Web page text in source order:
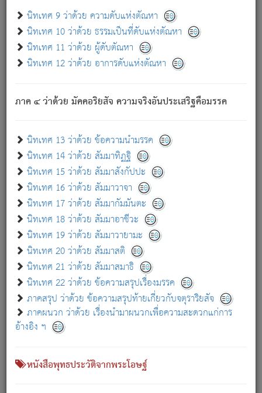
นิทเทศ 9 ว่าด้วย ความดับแห่งตัณหา
นิทเทศ 10 ว่าด้วย ธรรมเป็นที่ดับแห่งตัณหา
นิทเทศ 11 ว่าด้วย ผู้ดับตัณหา
นิทเทศ 12 ว่าด้วย อาการดับแห่งตัณหา
ภาค ๔ ว่าด้วย มัคคอริยสัจ ความจริงอันประเสริฐคือมรรค
นิทเทศ 13 ว่าด้วย ข้อความนำมรรค
นิทเทศ 14 ว่าด้วย สัมมาทิฏฐิ
นิทเทศ 15 ว่าด้วย สัมมาสังกัปปะ
นิทเทศ 16 ว่าด้วย สัมมาวาจา
นิทเทศ 17 ว่าด้วย สัมมากัมมันตะ
นิทเทศ 18 ว่าด้วย สัมมาอาชีวะ
นิทเทศ 19 ว่าด้วย สัมมาวายามะ
นิทเทศ 20 ว่าด้วย สัมมาสติ
นิทเทศ 21 ว่าด้วย สัมมาสมาธิ
นิทเทศ 22 ว่าด้วย ข้อความสรุปเรื่องมรรค
ภาคสรุป ว่าด้วย ข้อความสรุปท้ายเกี่ยวกับจตุราริยสัจ
ภาคผนวก ว่าด้วย เรื่องนำมาผนวกเพื่อความสะดวกแก่การ
อ้างอิง ฯ
หนังสือพุทธประวัติจากพระโอษฐ์
- อุ.ขุ. ๒๕/๑๒๑/๘๔.
(ข้อความนี้ เป็นพระพุทธอุทานที่ทรงเปล่งออก ที่โคนต้นโพธิ์
เป็นที่ตรัสรู้ เมื่อตรัสรู้แล้วได้ 7 วัน)
เกี่ยวกับธรรมโฆษณ์ออนไลน์ (Disclaimer)
แม้ระบบ "ธรรมโฆษณ์ออนไลน์" พยายามปรับปรุงข้อมูลให้ถูกต้องมากที่สุด
ผู้ศึกษาก็พึงตรวจสอบกับตัวเล่มหนังสือต้นฉบับ ที่มีการพิมพ์ครั้งล่าสุด
ก่อนนำข้อมูลไปใช้ในการอ้างอิง"
เกี่ยวกับอัตถจารี|เกี่ยวกับการพัฒนา|แจ้งข้อผิดพลาด / แนะนำ
หนังสือที่เกี่ยวข้อง